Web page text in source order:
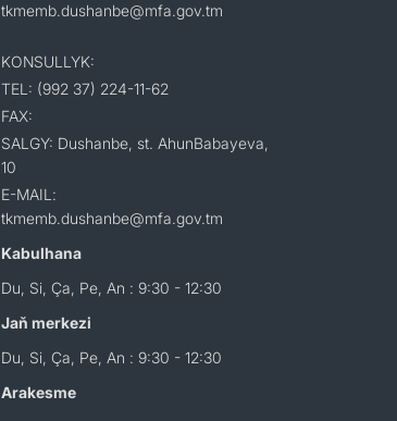
tkmemb.dushanbe@mfa.gov.tm
KONSULLYK:
TEL: (992 37) 224-11-62
FAX:
SALGY: Dushanbe, st. AhunBabayeva,
10
E-MAIL:
tkmemb.dushanbe@mfa.gov.tm
Kabulhana
Du, Si, Ça, Pe, An : 9:30 - 12:30
Jaň merkezi
Du, Si, Ça, Pe, An : 9:30 - 12:30
Arakesme